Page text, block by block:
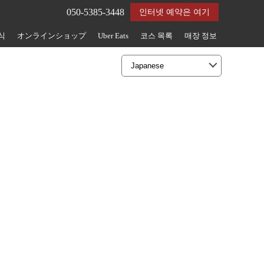
인터넷 예약은 여기
050-5385-3448
オンラインショップ Uber Eats 코스 목록 매장 정보